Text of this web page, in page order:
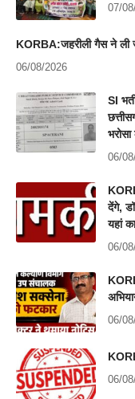
07/
KORBA:जहरीली गैस ने ली
06/08/2026
SI
06/
देंगे,
यहां
06/
06/
06/